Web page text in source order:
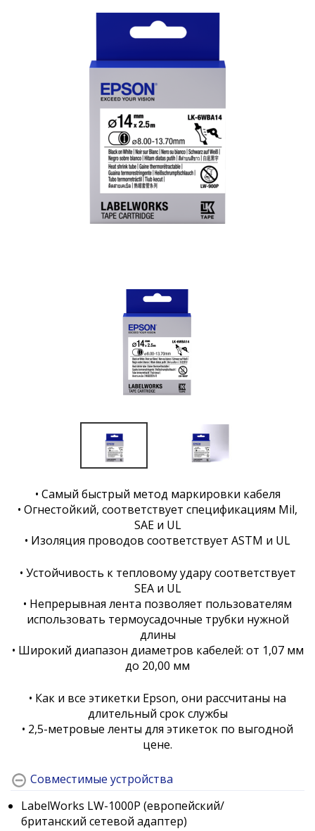
• Самый быстрый метод маркировки кабеля
• Огнестойкий, соответствует спецификациям Mil,
SAE и UL
• Изоляция проводов соответствует ASTM и UL
• Устойчивость к тепловому удару соответствует
SEA и UL
• Непрерывная лента позволяет пользователям
использовать термоусадочные трубки нужной
длины
• Широкий диапазон диаметров кабелей: от 1,07 мм
до 20,00 мм
• Как и все этикетки Epson, они рассчитаны на
длительный срок службы
• 2,5-метровые ленты для этикеток по выгодной
цене.
Совместимые устройства
LabelWorks LW-1000P (европейский/
британский сетевой адаптер)